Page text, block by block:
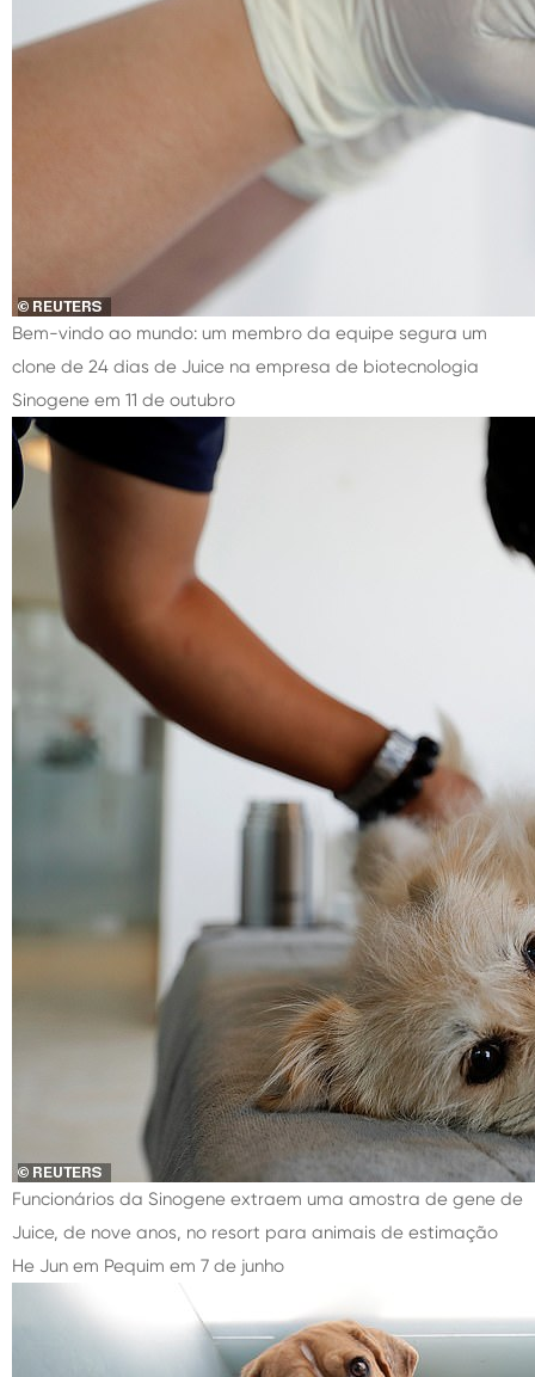
Bem-vindo ao mundo: um membro da equipe segura um
clone de 24 dias de Juice na empresa de biotecnologia
Sinogene em 11 de outubro
Funcionários da Sinogene extraem uma amostra de gene de
Juice, de nove anos, no resort para animais de estimação
He Jun em Pequim em 7 de junho